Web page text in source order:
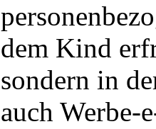
dem Kind
sondern in
auch Werbe-